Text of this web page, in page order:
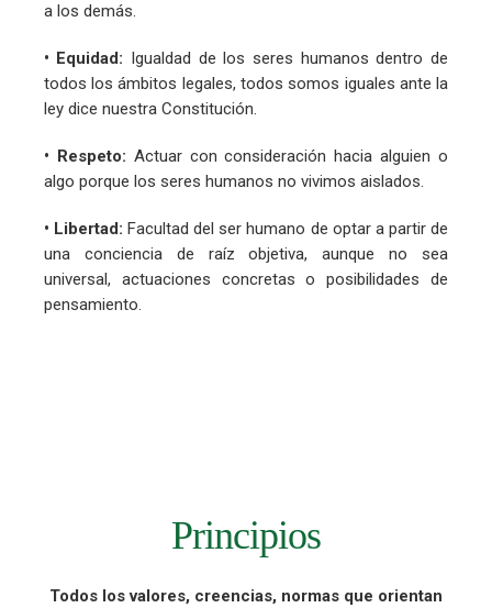
a los demás.
• Equidad: Igualdad de los seres humanos dentro de
todos los ámbitos legales, todos somos iguales ante la
ley dice nuestra Constitución.
• Respeto: Actuar con consideración hacia alguien o
algo porque los seres humanos no vivimos aislados.
• Libertad:Facultad del ser humano de optar a partir de
una conciencia de raíz objetiva, aunque no sea
universal, actuaciones concretas o posibilidades de
pensamiento.
Principios
Todos los valores, creencias, normas que orientan